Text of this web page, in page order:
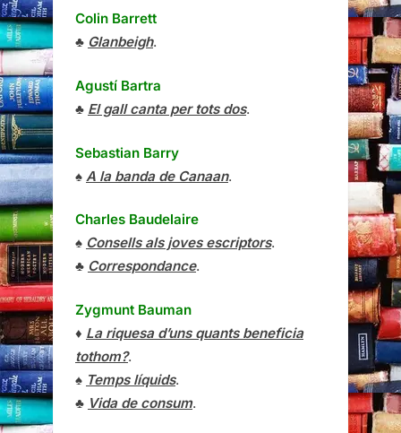
Colin Barrett
♣ Glanbeigh.
Agustí Bartra
♣ El gall canta per tots dos.
Sebastian Barry
♠ A la banda de Canaan.
Charles Baudelaire
♠ Consells als joves escriptors.
♣ Correspondance.
Zygmunt Bauman
♦ La riquesa d’uns quants beneficia
tothom?.
♠ Temps líquids.
♣ Vida de consum.